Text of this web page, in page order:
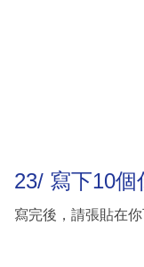
23/ 寫下10
寫完後，請張貼在